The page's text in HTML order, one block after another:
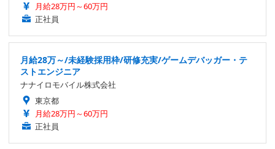
月給28万円～60万円
正社員
月給28万～/未経験採用枠/研修充実/ゲームデバッガー・テ
ストエンジニア
ナナイロモバイル株式会社
東京都
月給28万円～60万円
正社員